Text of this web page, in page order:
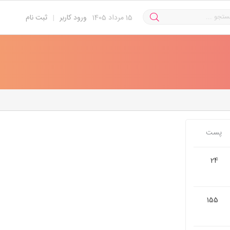
ثبت نام | ورود کاربر 15مرداد 1405
پست
24
155